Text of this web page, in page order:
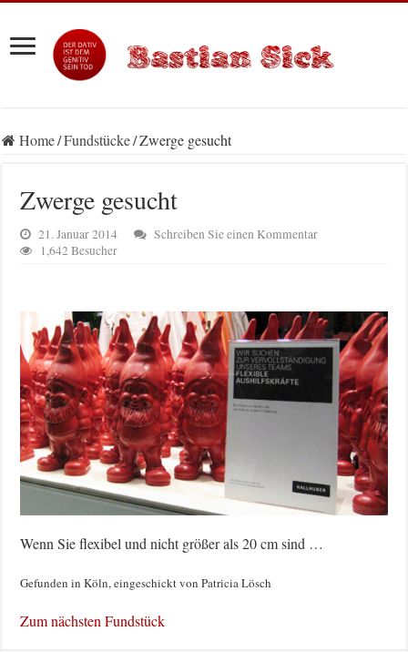
Home/Fundstücke/Zwerge gesucht
Zwerge gesucht
21. Januar 2014
Schreiben Sie einen Kommentar
1,642 Besucher
Wenn Sie flexibel und nicht größer als 20 cm sind …
Gefunden in Köln, eingeschickt von Patricia Lösch
Zum nächsten Fundstück